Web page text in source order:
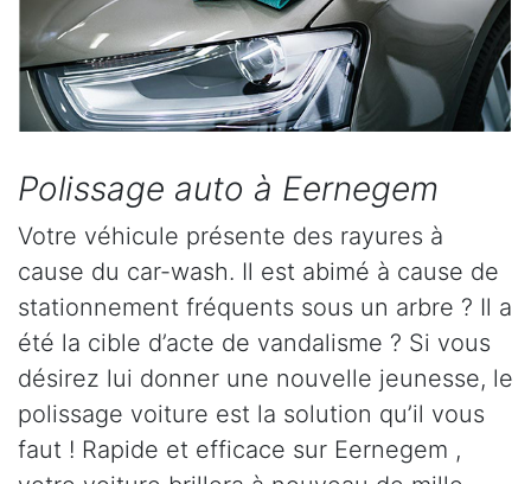
Polissage auto à Eernegem
Votre véhicule présente des rayures à
cause du car-wash. Il est abimé à cause de
stationnement fréquents sous un arbre ? Il a
été la cible d’acte de vandalisme ? Si vous
désirez lui donner une nouvelle jeunesse, le
polissage voiture est la solution qu’il vous
faut ! Rapide et efficace sur Eernegem ,